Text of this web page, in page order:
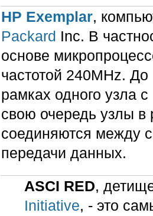
HP Exemplar,
Packard Inc. В
основе
частотой 240MHz.
рамках одного узла
свою очередь узлы в
соединяются между
передачи данных.
ASCI RED,
Initiative, - это